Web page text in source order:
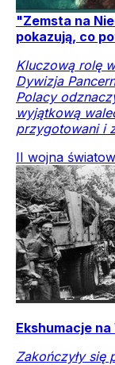
"Zemsta na
pokazują, co
Kluczową rolę
Dywizja
Polacy
wyjątkową
przygotowani i
II wojna
Ekshumacje
Zakończyły się